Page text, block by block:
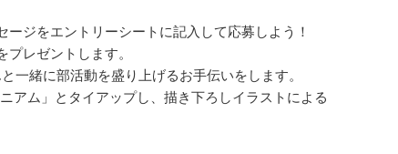
ジをエントリーシートに記入して応募しよう！
レゼントします。
一緒に部活動を盛り上げるお手伝いをします。
アム」とタイアップし、描き下ろしイラストによる